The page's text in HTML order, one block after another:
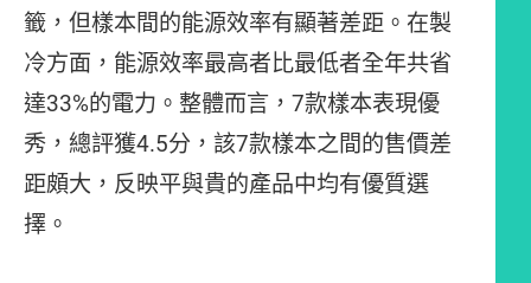
籤，但樣本間的能源效率有顯著差距。在製
冷方面，能源效率最高者比最低者全年共省
達33%的電力。整體而言，7款樣本表現優
秀，總評獲4.5分，該7款樣本之間的售價差
距頗大，反映平與貴的產品中均有優質選
擇。